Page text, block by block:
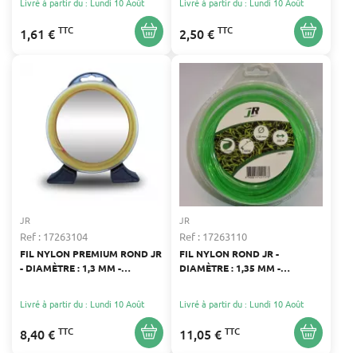
Livré à partir du : Lundi 10 Août
1,61 € TTC
Livré à partir du : Lundi 10 Août
2,50 € TTC
JR
Ref : 17263104
FIL NYLON PREMIUM ROND JR
- DIAMÈTRE : 1,3 MM -
Livré à partir du : Lundi 10 Août
8,40 € TTC
JR
Ref : 17263110
FIL NYLON ROND JR -
DIAMÈTRE : 1,35 MM -
Livré à partir du : Lundi 10 Août
11,05 € TTC